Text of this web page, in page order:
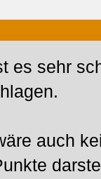
es sehr
auch